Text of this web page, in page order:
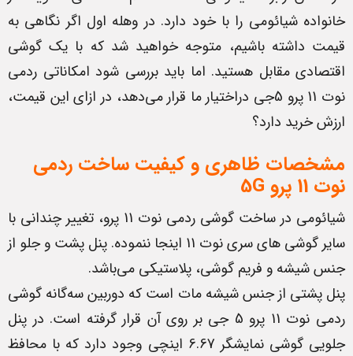
خانواده شیائومی را با خود دارد. در وهله اول اگر نگاهی به
قیمت داشته باشیم، متوجه خواهید شد که با یک گوشی
اقتصادی مقابل هستید. اما باید بررسی شود امکاناتی ردمی
نوت 11 پرو 5جی دراختیار ما قرار می‌دهد، در ازای این قیمت،
ارزش خرید دارد؟
مشخصات ظاهری و کیفیت ساخت ردمی
نوت 11 پرو 5G
شیائومی در ساخت گوشی ردمی نوت 11 پرو، تغییر چندانی با
سایر گوشی های سری نوت 11 اینجا ننموده. پنل پشت و جلو از
جنس شیشه و فریم گوشی، پلاستیکی می‌باشد.
پنل پشتی از جنس شیشه مات است که دوربین سه‌گانه گوشی
ردمی نوت 11 پرو 5 جی بر روی آن قرار گرفته است. در پنل
جلویی گوشی نمایشگر 6.67 اینچی وجود دارد که با محافظ